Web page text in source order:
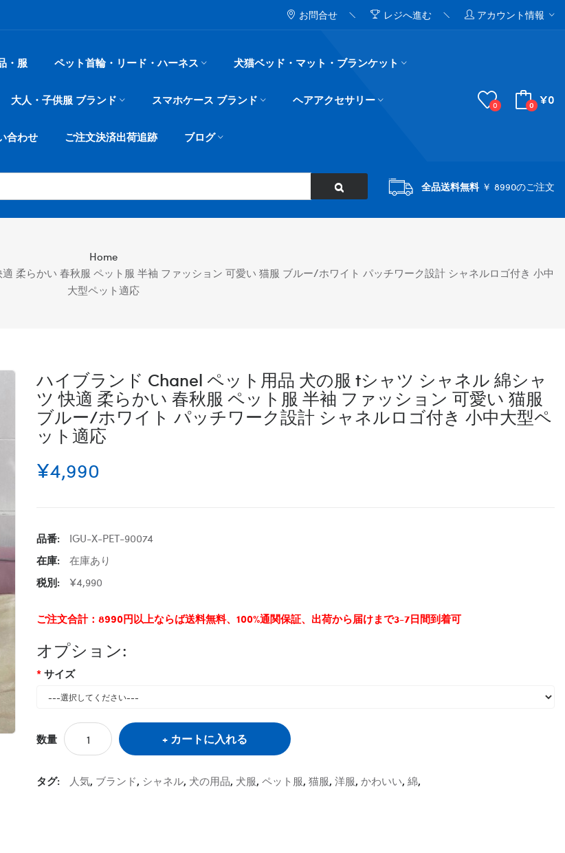
お問合せ レジへ進む アカウント情報
・服 ペット首輪・リード・ハーネス 犬猫ベッド・マット・ブランケット
大人・子供服 ブランド スマホケース ブランド ヘアアクセサリー
合わせ ご注文決済出荷追跡 ブログ
0 0 ¥0
全品送料無料￥ 8990のご注文
Home
柔らかい 春秋服 ペット服 半袖 ファッション 可愛い 猫服 ブルー/ホワイト パッチワーク設計 シャネルロゴ付き 小中
大型ペット適応
ハイブランド Chanel ペット用品 犬の服 tシャツ シャネル 綿シャ
ツ 快適 柔らかい 春秋服 ペット服 半袖 ファッション 可愛い 猫服
ブルー/ホワイト パッチワーク設計 シャネルロゴ付き 小中大型ペ
ット適応
¥4,990
品番:
IGU-X-PET-90074
在庫:
在庫あり
税別:
¥4,990
ご注文合計：8990円以上ならば送料無料、100%通関保証、出荷から届けまで3-7日間到着可
オプション:
サイズ
数量 カートに入れる
タグ: 人気, ブランド, シャネル, 犬の用品, 犬服, ペット服, 猫服, 洋服, かわいい, 綿,